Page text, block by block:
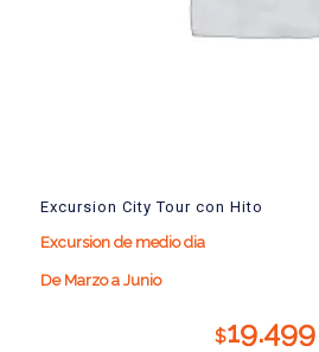
Excursion City Tour con Hito
Excursion de medio dia
De Marzo a Junio
$19.499